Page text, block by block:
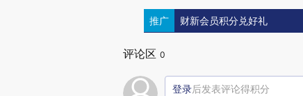
推广 财新会员积分兑好礼
评论区 0
登录后发表评论得积分